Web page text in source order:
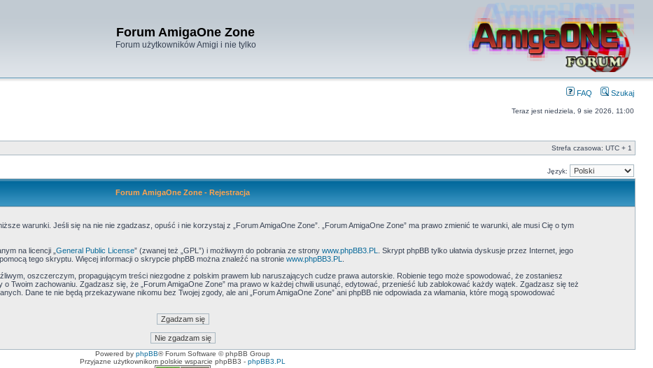
Forum AmigaOne Zone
Forum użytkowników Amigi i nie tylko
FAQ Szukaj
Teraz jest niedziela, 9 sie 2026, 11:00
Strefa czasowa: UTC + 1
Język:
Forum AmigaOne Zone - Rejestracja
warunki. Jeśli się na nie nie zgadzasz, opuść i nie korzystaj z „Forum AmigaOne Zone”. „Forum AmigaOne Zone” ma prawo zmienić te warunki, ale musi Cię o tym
na licencji „ General Public License” (zwanej też „GPL”) i możliwym do pobrania ze strony www.phpBB3.PL
. Skrypt phpBB tylko ułatwia dyskusje przez Internet, jego
tego skryptu. Więcej informacji o skrypcie phpBB można znaleźć na stronie www.phpBB3.PL
oszczerczym, propagującym treści niezgodne z polskim prawem lub naruszających cudze prawa autorskie. Robienie tego może spowodować, że zostaniesz
Twoim zachowaniu. Zgadzasz się, że „Forum AmigaOne Zone” ma prawo w każdej chwili usunąć, edytować, przenieść lub zablokować każdy wątek. Zgadzasz się też
Dane te nie będą przekazywane nikomu bez Twojej zgody, ale ani „Forum AmigaOne Zone” ani phpBB nie odpowiada za włamania, które mogą spowodować
Powered by phpBB® Forum Software © phpBB Group
Przyjazne użytkownikom polskie wsparcie phpBB3 - phpBB3.PL